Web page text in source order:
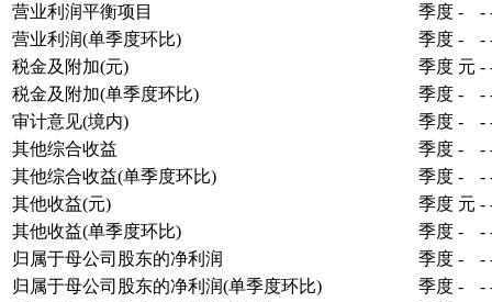
营业利润平衡项目
季度 - -
营业利润(单季度环比)
季度 - -
税金及附加(元)
季度 元 -
税金及附加(单季度环比)
季度 - -
审计意见(境内)
季度 - -
其他综合收益
季度 - -
其他综合收益(单季度环比)
季度 - -
其他收益(元)
季度 元 -
其他收益(单季度环比)
季度 - -
归属于母公司股东的净利润
季度 - -
归属于母公司股东的净利润(单季度环比)
季度 - -